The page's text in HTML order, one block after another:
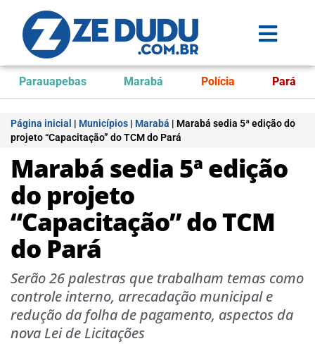
Parauapebas Marabá Polícia Pará
Página inicial | Municípios | Marabá | Marabá sedia 5ª edição do
projeto “Capacitação” do TCM do Pará
Marabá sedia 5ª edição
do projeto
“Capacitação” do TCM
do Pará
Serão 26 palestras que trabalham temas como
controle interno, arrecadação municipal e
redução da folha de pagamento, aspectos da
nova Lei de Licitações